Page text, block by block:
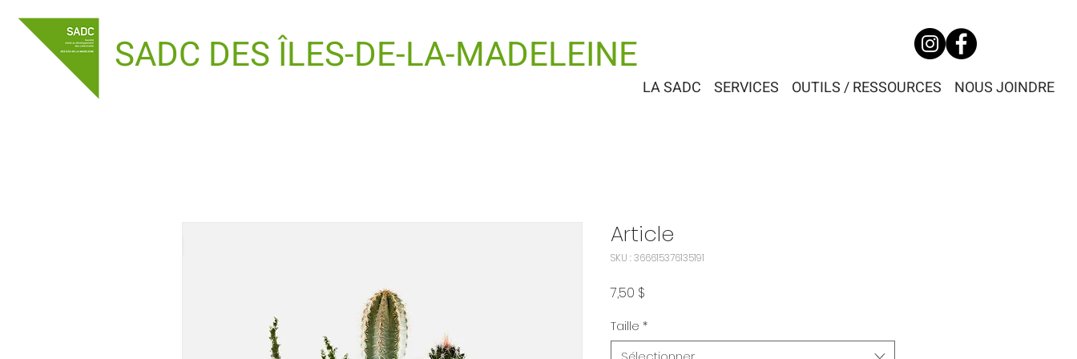
SADC DES ÎLES-DE-LA-MADELEINE
LA SADC SERVICES OUTILS / RESSOURCES NOUS JOINDRE
Article
SKU : 366615376135191
7,50 $
Taille *